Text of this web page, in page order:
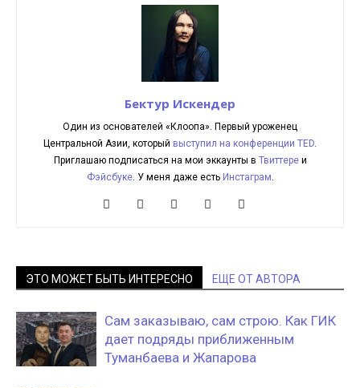
Бектур Искендер
Один из основателей «Клоопа». Первый уроженец
Центральной Азии, который выступил на конференции TED
Приглашаю подписаться на мои эккаунты в Твиттереи
Фэйсбуке. У меня даже есть Инстаграм
ЭТО МОЖЕТ БЫТЬ ИНТЕРЕСНО ЕЩЕ ОТ АВТОРА
Сам заказываю, сам строю. Как ГИК
дает подряды приближенным
Туманбаева и Жапарова